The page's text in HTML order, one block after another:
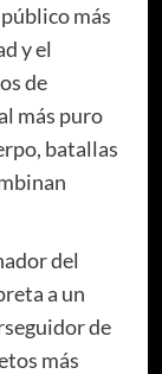
más
y el
de
más puro
batallas
del
a un
de
más